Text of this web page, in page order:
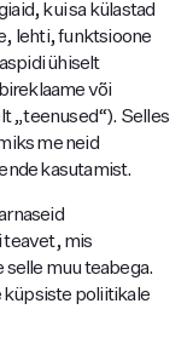
kui sa külastad
lehti, funktsioone
ühiselt
või
„teenused“). Selles
me neid
kasutamist.
teavet, mis
muu teabega.
küpsiste poliitikale